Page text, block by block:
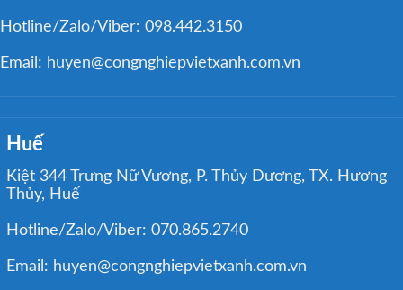
Hotline/Zalo/Viber: 098.442.3150
Email: huyen@congnghiepvietxanh.com.vn
Huế
Kiệt 344 Trưng Nữ Vương, P. Thủy Dương, TX. Hương
Thủy, Huế
Hotline/Zalo/Viber: 070.865.2740
Email: huyen@congnghiepvietxanh.com.vn